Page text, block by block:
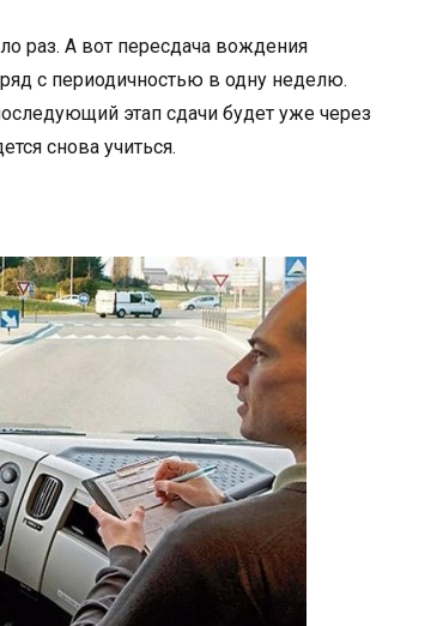
раз. А вот пересдача вождения
с периодичностью в одну неделю.
этап сдачи будет уже через
снова учиться.